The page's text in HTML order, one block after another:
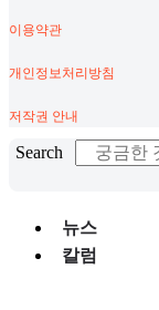
이용약관
개인정보처리방침
저작권 안내
Search
뉴스
칼럼